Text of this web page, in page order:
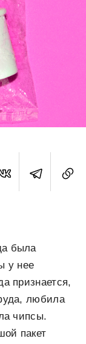
была
у нее
признается,
любила
чипсы.
пакет